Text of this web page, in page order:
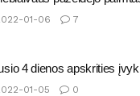
01-06 7
4 dienos apskrities
01-05 0